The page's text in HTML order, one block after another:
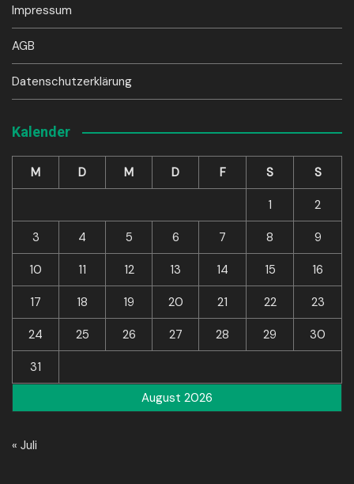
Impressum
AGB
Datenschutzerklärung
Kalender
August 2026
M D M D F S S
1 2
3 4 5 6 7 8 9
10 11 12 13 14 15 16
17 18 19 20 21 22 23
24 25 26 27 28 29 30
31
« Juli